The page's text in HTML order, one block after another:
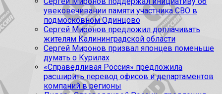
увековечивании памяти участника СВО в
подмосковном Одинцово
Сергей Миронов предложил доплачивать
жителям Калининградской области
Сергей Миронов призвал японцев поменьше
думать о Курилах
«Справедливая Россия» предложила
расширить перевод офисов и департаментов
компаний в регионы